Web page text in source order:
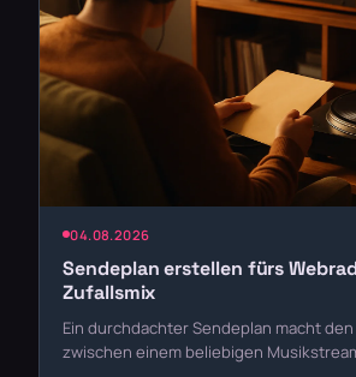
04.08.2026
Sendeplan erstellen fürs
Zufallsmix
Ein durchdachter Sendeplan macht
zwischen einem beliebigen